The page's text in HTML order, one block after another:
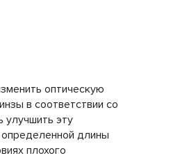
оптическую
в соответствии со
улучшить эту
длины
плохого